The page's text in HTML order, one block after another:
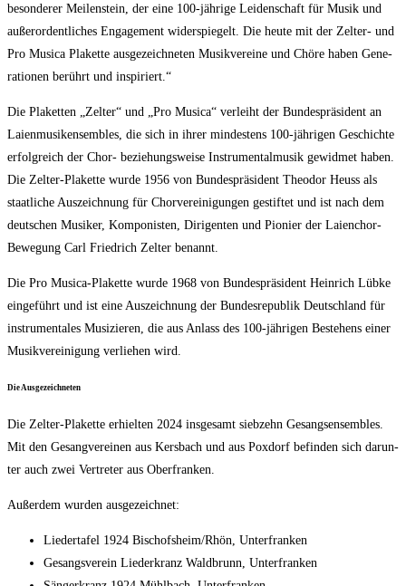
beson­de­rer Mei­len­stein, der eine 100-jäh­ri­ge Lei­den­schaft für Musik und
außer­or­dent­li­ches Enga­ge­ment wider­spie­gelt. Die heu­te mit der Zel­ter- und
Pro Musi­ca Pla­ket­te aus­ge­zeich­ne­ten Musik­ver­ei­ne und Chö­re haben Gene­
ra­tio­nen berührt und inspiriert.“
Die Pla­ket­ten „Zel­ter“ und „Pro Musi­ca“ ver­leiht der Bun­des­prä­si­dent an
Lai­en­mu­sik­ensem­bles, die sich in ihrer min­des­tens 100-jäh­ri­gen Geschich­te
erfolg­reich der Chor- bezie­hungs­wei­se Instru­men­tal­mu­sik gewid­met haben.
Die Zel­ter-Pla­ket­te wur­de 1956 von Bun­des­prä­si­dent Theo­dor Heuss als
staat­li­che Aus­zeich­nung für Chor­ver­ei­ni­gun­gen gestif­tet und ist nach dem
deut­schen Musi­ker, Kom­po­nis­ten, Diri­gen­ten und Pio­nier der Lai­en­chor-
Bewe­gung Carl Fried­rich Zel­ter benannt.
Die Pro Musi­ca-Pla­ket­te wur­de 1968 von Bun­des­prä­si­dent Hein­rich Lüb­ke
ein­ge­führt und ist eine Aus­zeich­nung der Bun­des­re­pu­blik Deutsch­land für
instru­men­ta­les Musi­zie­ren, die aus Anlass des 100-jäh­ri­gen Bestehens einer
Musik­ver­ei­ni­gung ver­lie­hen wird.
Die Aus­ge­zeich­ne­ten
Die Zel­ter-Pla­ket­te erhiel­ten 2024 ins­ge­samt sieb­zehn Gesangs­en­sem­bles.
Mit den Gesang­ver­ei­nen aus Kers­bach und aus Pox­dorf befin­den sich dar­un­
ter auch zwei Ver­tre­ter aus Oberfranken.
Außer­dem wur­den ausgezeichnet:
Lie­der­ta­fel 1924 Bischofsheim/​Rhön, Unterfranken
Gesangs­ver­ein Lie­der­kranz Wald­brunn, Unterfranken